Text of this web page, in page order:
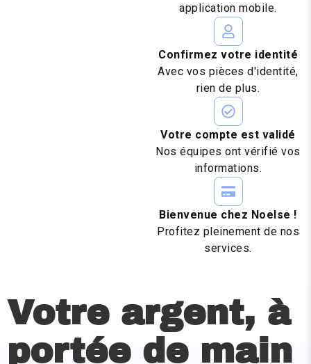
application mobile.
Confirmez votre identité
Avec vos pièces d'identité,
rien de plus.
Votre compte est validé
Nos équipes ont vérifié vos
informations.
Bienvenue chez Noelse !
Profitez pleinement de nos
services.
Votre argent, à
portée de main